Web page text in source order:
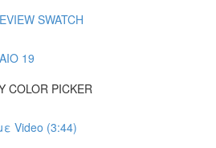
SWATCH
19
COLOR PICKER
Video (3:44)